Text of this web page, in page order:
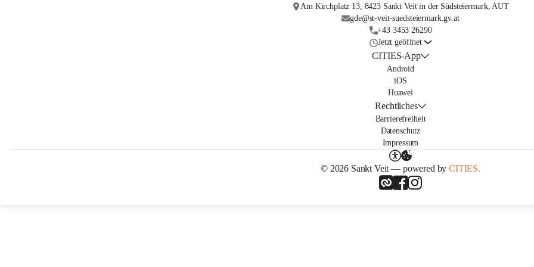
Am Kirchplatz 13, 8423 Sankt Veit in der Südsteiermark, AUT
gde@st-veit-suedsteiermark.gv.at
+43 3453 26290
Jetzt geöffnet
CITIES-App
Android
iOS
Huawei
Rechtliches
Barrierefreiheit
Datenschutz
Impressum
© 2026 Sankt Veit — powered byCITIES.